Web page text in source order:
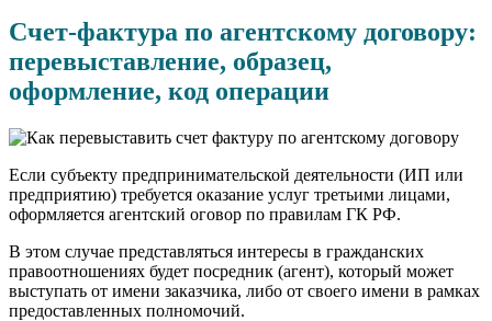
Счет-фактура по агентскому договору:
перевыставление, образец,
оформление, код операции
Если субъекту предпринимательской деятельности (ИП или
предприятию) требуется оказание услуг третьими лицами,
оформляется агентский оговор по правилам ГК РФ.
В этом случае представляться интересы в гражданских
правоотношениях будет посредник (агент), который может
выступать от имени заказчика, либо от своего имени в рамках
предоставленных полномочий.